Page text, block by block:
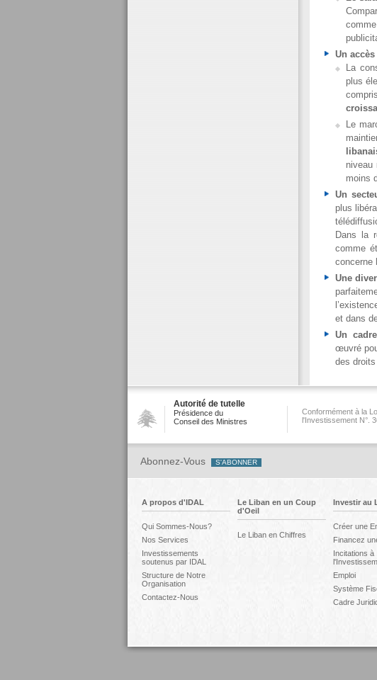
Un
La
plus
Le
niveau
moins
Un
plus
Dans la
comme
concerne
Une
et dans
Un
œuvré
des
Autorité de tutelle
Présidence du
Conseil des Ministres
Conformément à la
l'Investissement N°.
Abonnez-Vous
A propos d'IDAL
Qui Sommes-Nous?
Nos Services
Investissements
soutenus par IDAL
Structure de Notre
Organisation
Contactez-Nous
Le Liban en un Coup
d'Oeil
Le Liban en Chiffres
Investir au
Créer une
Financez
Incitations à
Emploi
Système
Cadre